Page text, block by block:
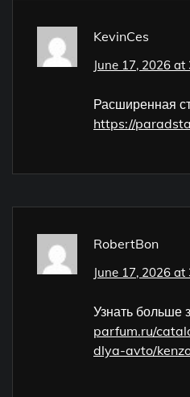
KevinCes
June 17, 2026 at
Расширенная
https://
RobertBon
June 17, 2026 at
Узнать больше
parfum.ru/
dlya-avto/